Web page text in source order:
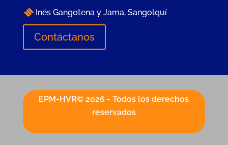
Inés Gangotena y Jama, Sangolquí
Contáctanos
EPM-HVR© 2026 - Todos los derechos
reservados